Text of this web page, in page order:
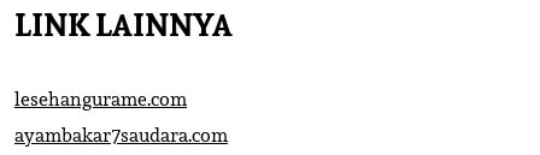
LINK LAINNYA
lesehangurame.com
ayambakar7saudara.com